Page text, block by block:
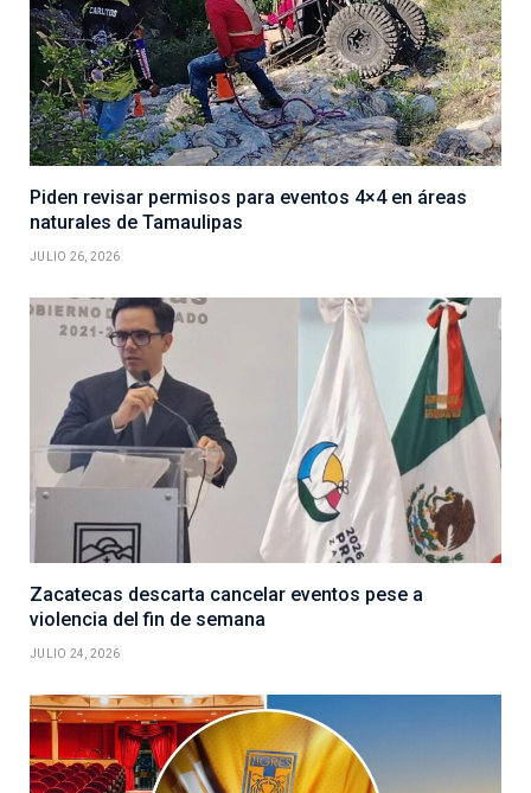
Piden revisar permisos para eventos 4×4 en áreas
naturales de Tamaulipas
JULIO 26, 2026
Zacatecas descarta cancelar eventos pese a
violencia del fin de semana
JULIO 24, 2026